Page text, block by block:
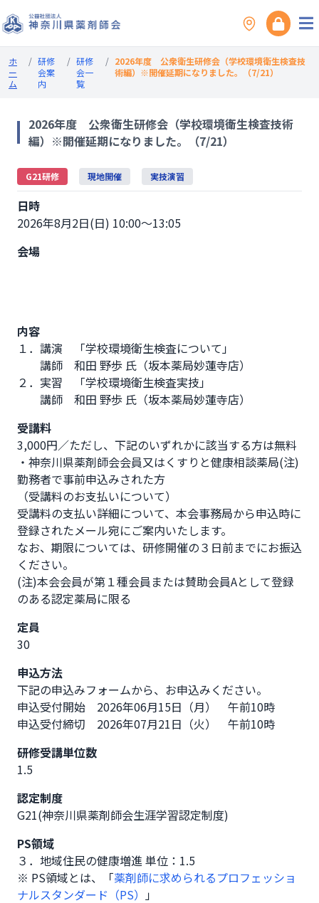
ホ
ー
ム
/ 研修
会案
内
/ 研修
会一
覧
/ 2026年度 公衆衛生研修会（学校環境衛生検査技
術編）※開催延期になりました。（7/21）
2026年度 公衆衛生研修会（学校環境衛生検査技術
編）※開催延期になりました。（7/21）
G21研修 現地開催 実技演習
日時
2026年8月2日(日) 10:00～13:05
会場
内容
１．講演　「学校環境衛生検査について」
講師　和田 野歩 氏（坂本薬局妙蓮寺店）
２．実習　「学校環境衛生検査実技」
講師　和田 野歩 氏（坂本薬局妙蓮寺店）
受講料
3,000円／ただし、下記のいずれかに該当する方は無料
・神奈川県薬剤師会会員又はくすりと健康相談薬局(注)
勤務者で事前申込みされた方
（受講料のお支払いについて）
受講料の支払い詳細について、本会事務局から申込時に
登録されたメール宛にご案内いたします。
なお、期限については、研修開催の３日前までにお振込
ください。
(注)本会会員が第１種会員または賛助会員Aとして登録
のある認定薬局に限る
定員
30
申込方法
下記の申込みフォームから、お申込みください。
申込受付開始　2026年06月15日（月）　午前10時
申込受付締切　2026年07月21日（火）　午前10時
研修受講単位数
1.5
認定制度
G21(神奈川県薬剤師会生涯学習認定制度)
PS領域
３．地域住民の健康増進 単位：1.5
※ PS領域とは、「薬剤師に求められるプロフェッショ
ナルスタンダード（PS） 」